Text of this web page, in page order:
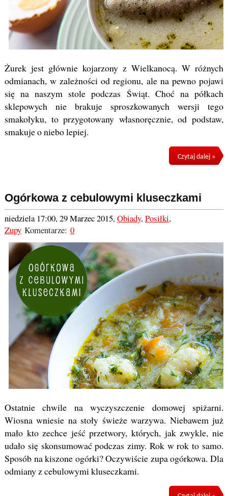
Żurek jest głównie kojarzony z Wielkanocą. W różnych
odmianach, w zależności od regionu, ale na pewno pojawi
się na naszym stole podczas Świąt. Choć na półkach
sklepowych nie brakuje sproszkowanych wersji tego
smakołyku, to przygotowany własnoręcznie, od podstaw,
smakuje o niebo lepiej.
Czytaj dalej »
Ogórkowa z cebulowymi kluseczkami
niedziela 17:00, 29 Marzec 2015,Obiady,Posiłki,
ZupyKomentarze: 0
Ostatnie chwile na wyczyszczenie domowej spiżarni.
Wiosna wniesie na stoły świeże warzywa. Niebawem już
mało kto zechce jeść przetwory, których, jak zwykle, nie
udało się skonsumować podczas zimy. Rok w rok to samo.
Sposób na kiszone ogórki? Oczywiście zupa ogórkowa. Dla
odmiany z cebulowymi kluseczkami.